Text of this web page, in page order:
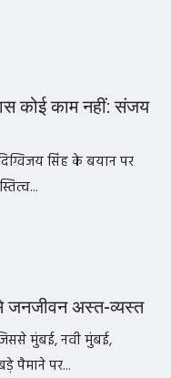
कोई काम नहीं: संजय
सिंह के बयान पर
जनजीवन अस्त-व्यस्त
जिससे मुंबई, नवी मुंबई,
पैमाने पर...